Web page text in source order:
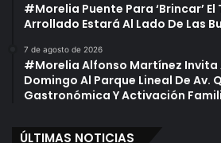
#Morelia Puente Para ‘Brincar’ El
Arrollado Estará Al Lado De Las
7 de agosto de 2026
#Morelia Alfonso Martínez Invita
Domingo Al Parque Lineal De Av.
Gastronómica Y Activación
ÚLTIMAS NOTICIAS